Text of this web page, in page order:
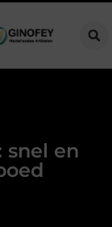
met
snel en